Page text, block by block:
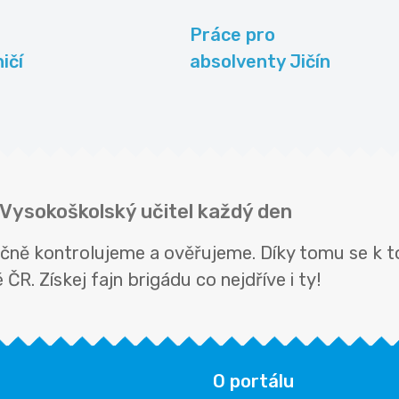
Práce pro
absolventy Jičín
učitel každý den
kontrolujeme a ověřujeme. Díky tomu se k
Získej fajn brigádu co nejdříve i ty!
O portálu